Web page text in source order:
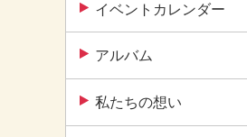
イベントカレンダー
アルバム
私たちの想い